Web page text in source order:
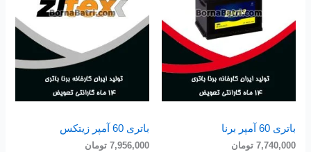
باتری 60 آمپر برنا
7,740,000 تومان
باتری 60 آمپر زیتکس
7,956,000 تومان